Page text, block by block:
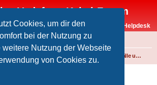
Cookies, um dir den
bei der Nutzung zu
weitere Nutzung der Webseite
von Cookies zu.
Vodafone-Kabel-Forum
Vodafone-Kabel-Helpdesk
und Telefon über Kabel Störungen, Ausfälle und Speedprobleme
Upload